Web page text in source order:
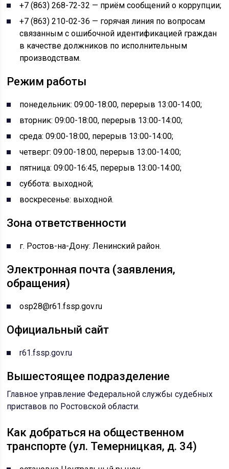
+7 (863) 268-72-32 — приём сообщений о коррупции;
+7 (863) 210-02-36 — горячая линия по вопросам
связанным с ошибочной идентификацией граждан
в качестве должников по исполнительным
производствам.
Режим работы
понедельник: 09:00-18:00, перерыв 13:00-14:00;
вторник: 09:00-18:00, перерыв 13:00-14:00;
среда: 09:00-18:00, перерыв 13:00-14:00;
четверг: 09:00-18:00, перерыв 13:00-14:00;
пятница: 09:00-16:45, перерыв 13:00-14:00;
суббота: выходной;
воскресенье: выходной.
Зона ответственности
г. Ростов-на-Дону: Ленинский район.
Электронная почта (заявления,
обращения)
osp28@r61.fssp.gov.ru
Официальный сайт
r61.fssp.gov.ru
Вышестоящее подразделение
Главное управление Федеральной службы судебных
приставов по Ростовской области.
Как добраться на общественном
транспорте (ул. Темерницкая, д. 34)